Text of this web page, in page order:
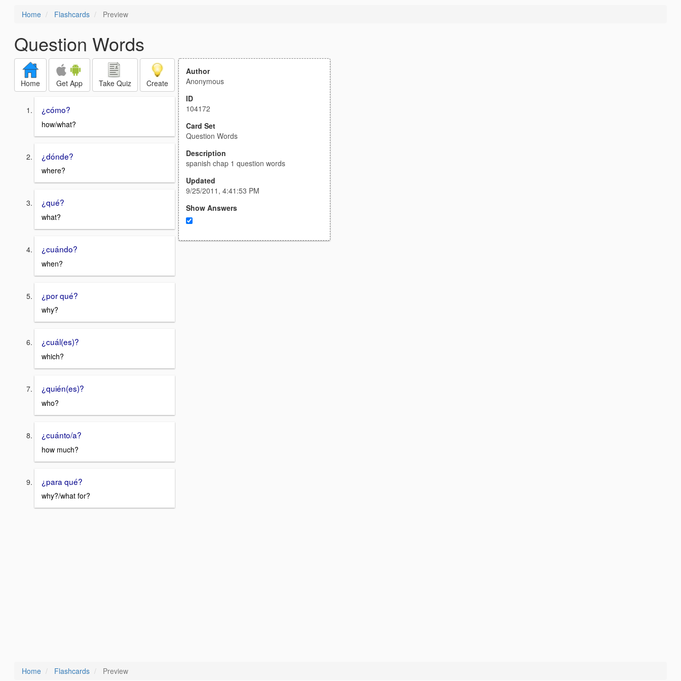
Home Flashcards Preview
Question Words
Home Get App Take Quiz Create
¿cómo?
how/what?
¿dónde?
where?
¿qué?
what?
¿cuándo?
when?
¿por qué?
why?
¿cuál(es)?
which?
¿quién(es)?
who?
¿cuánto/a?
how much?
¿para qué?
why?/what for?
Author
Anonymous
ID
104172
Card Set
Question Words
Description
spanish chap 1 question words
Updated
9/25/2011, 4:41:53 PM
Show Answers
Home Flashcards Preview